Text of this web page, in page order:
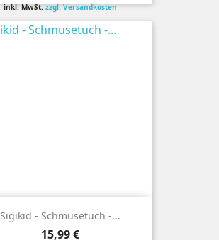
inkl. MwSt.zzgl. Versandkosten
Sigikid - Schmusetuch -...
Preis
15,99 €